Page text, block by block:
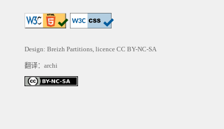
Design: Breizh Partitions, licence CC BY-NC-SA
翻译：archi